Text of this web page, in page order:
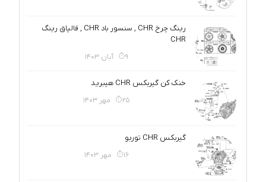
رینگ چرخ CHR , سنسور باد CHR , قالپاق رینگ
CHR
9 آبان 1403
خنک کن گیربکس CHR هیبرید
25 مهر 1403
گیربکس CHR توربو
16 مهر 1403